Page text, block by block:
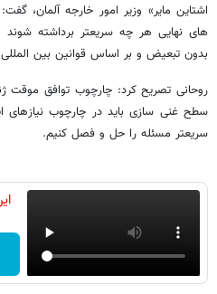
اشتاین مایر» وزیر امور خارجه آلمان،
های نهایی هر چه سریعتر برداشته
بدون تبعیض و بر اساس قوانین بین
روحانی تصریح کرد: چارچوب توافق موقت
سطح غنی سازی باید در چارچوب نیازهای
سریعتر مسئله را حل و فصل کنیم.